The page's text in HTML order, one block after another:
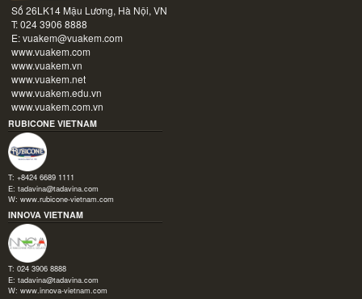
Số 26LK14 Mậu Lương, Hà Nội, VN
T: 024 3906 8888
E:vuakem@vuakem.com
www.vuakem.com
www.vuakem.vn
www.vuakem.net
www.vuakem.edu.vn
www.vuakem.com.vn
RUBICONE VIETNAM
T: +8424 6689 1111
E: tadavina@tadavina.com
W: www.rubicone-vietnam.com
INNOVA VIETNAM
T: 024 3906 8888
E: tadavina@tadavina.com
W: www.innova-vietnam.com